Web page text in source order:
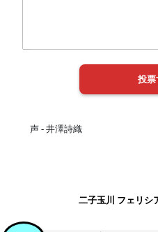
声 - 井澤詩織
二子玉川 フェリシ